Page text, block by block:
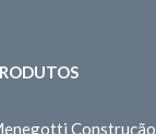
Construção